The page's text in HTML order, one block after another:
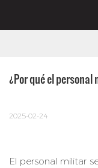
¿Por qué el
2025-02-24
El personal militar